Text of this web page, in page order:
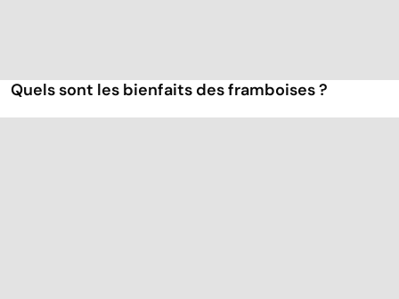
Quels sont les bienfaits des framboises ?